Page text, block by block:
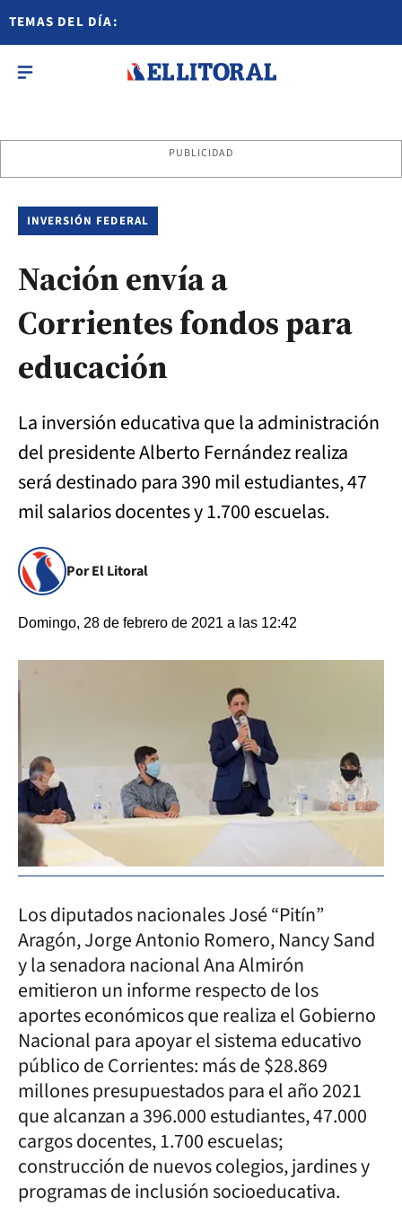
TEMAS DEL DÍA:
PUBLICIDAD
INVERSIÓN FEDERAL
Nación envía a
Corrientes fondos para
educación
La inversión educativa que la administración
del presidente Alberto Fernández realiza
será destinado para 390 mil estudiantes, 47
mil salarios docentes y 1.700 escuelas.
Por El Litoral
Domingo, 28 de febrero de 2021 a las 12:42
Los diputados nacionales José “Pitín”
Aragón, Jorge Antonio Romero, Nancy Sand
y la senadora nacional Ana Almirón
emitieron un informe respecto de los
aportes económicos que realiza el Gobierno
Nacional para apoyar el sistema educativo
público de Corrientes: más de $28.869
millones presupuestados para el año 2021
que alcanzan a 396.000 estudiantes, 47.000
cargos docentes, 1.700 escuelas;
construcción de nuevos colegios, jardines y
programas de inclusión socioeducativa.